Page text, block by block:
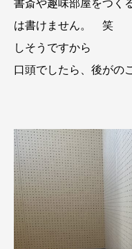
書斎や趣味部屋をつ
は書けません。 笑
しそうですから
口頭でしたら、後がの